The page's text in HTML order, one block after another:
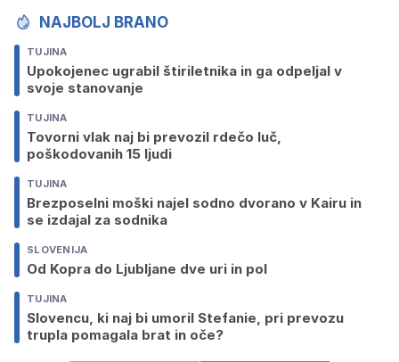
NAJBOLJ BRANO
TUJINA
Upokojenec ugrabil štiriletnika in ga odpeljal v
svoje stanovanje
TUJINA
Tovorni vlak naj bi prevozil rdečo luč,
poškodovanih 15 ljudi
TUJINA
Brezposelni moški najel sodno dvorano v Kairu in
se izdajal za sodnika
SLOVENIJA
Od Kopra do Ljubljane dve uri in pol
TUJINA
Slovencu, ki naj bi umoril Stefanie, pri prevozu
trupla pomagala brat in oče?